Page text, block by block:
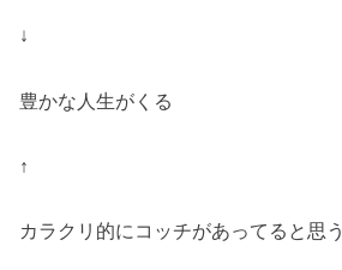
↓
豊かな人生がくる
↑
カラクリ的にコッチがあってると思う